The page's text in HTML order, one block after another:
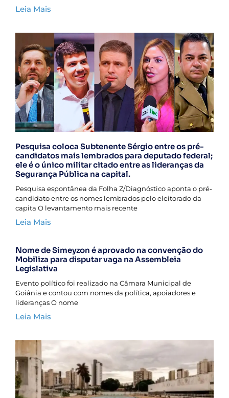
Leia Mais
Pesquisa coloca Subtenente Sérgio entre os pré-
candidatos mais lembrados para deputado federal;
ele é o único militar citado entre as lideranças da
Segurança Pública na capital.
Pesquisa espontânea da Folha Z/Diagnóstico aponta o pré-
candidato entre os nomes lembrados pelo eleitorado da
capita O levantamento mais recente
Leia Mais
Nome de Simeyzon é aprovado na convenção do
Mobiliza para disputar vaga na Assembleia
Legislativa
Evento político foi realizado na Câmara Municipal de
Goiânia e contou com nomes da política, apoiadores e
lideranças O nome
Leia Mais